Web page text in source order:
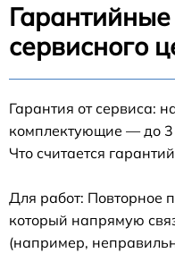
Гарантийные
сервисного
Гарантия от сервиса:
комплектующие — до 3
Что считается
Для работ: Повторное
который напрямую
(например,